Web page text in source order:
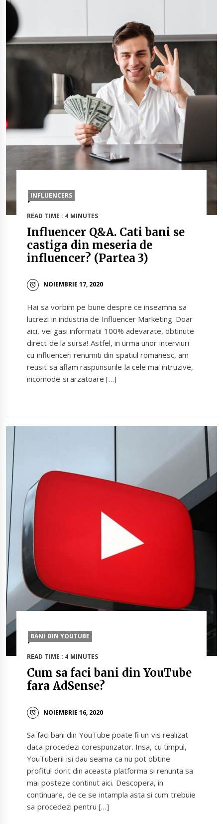
INFLUENCERS
READ TIME : 4 MINUTES
Influencer Q&A. Cati bani se
castiga din meseria de
influencer? (Partea 3)
NOIEMBRIE 17, 2020
Hai sa vorbim pe bune despre ce inseamna sa
lucrezi in industria de Influencer Marketing. Doar
aici, vei gasi informatii 100% adevarate, obtinute
direct de la sursa! Astfel, in urma unor interviuri
cu influenceri renumiti din spatiul romanesc, am
reusit sa aflam raspunsurile la cele mai intruzive,
incomode si arzatoare […]
BANI DIN YOUTUBE
READ TIME : 4 MINUTES
Cum sa faci bani din YouTube
fara AdSense?
NOIEMBRIE 16, 2020
Sa faci bani din YouTube poate fi un vis realizat
daca procedezi corespunzator. Insa, cu timpul,
YouTuberii isi dau seama ca nu pot obtine
profitul dorit din aceasta platforma si renunta sa
mai posteze continut aici. Descopera, in
continuare, de ce se intampla asta si cum trebuie
sa procedezi pentru […]